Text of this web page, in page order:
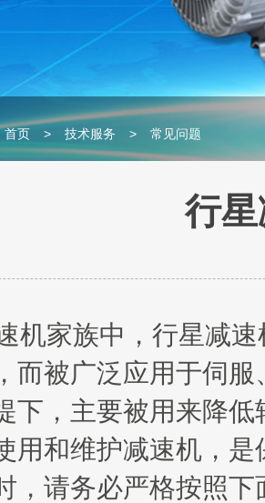
首页 > 技术服务 > 常见问题
行
机家族中， 行星减速
而被广泛应用于伺
下，主要被用来降
用和维护减速机，
，请务必严格按照